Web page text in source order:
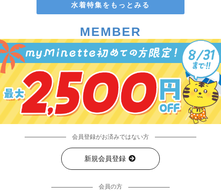
水着特集をもっとみる
MEMBER
会員登録がお済みではない方
新規会員登録
会員の方